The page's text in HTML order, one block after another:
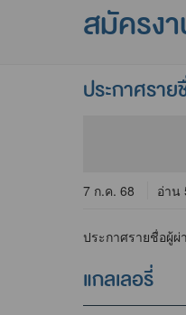
สมัครง
ประกาศรา
7 ก.ค. 68 อ่าน
ประกาศรายชื่อผู้ผ่
แกลเลอรี่